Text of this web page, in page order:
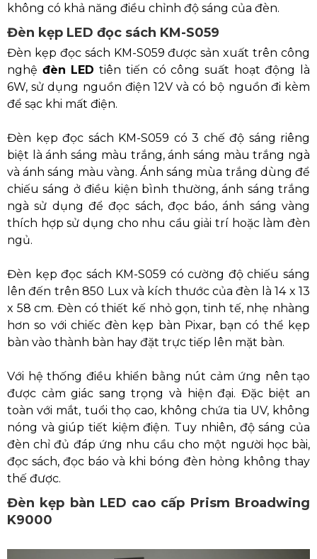
không có khả năng điều chỉnh độ sáng của đèn.
Đèn kẹp LED đọc sách KM-S059
Đèn kẹp đọc sách KM-S059 được sản xuất trên công
nghệ đèn LED tiên tiến có công suất hoạt động là
6W, sử dụng nguồn điện 12V và có bộ nguồn đi kèm
để sạc khi mất điện.
Đèn kẹp đọc sách KM-S059 có 3 chế độ sáng riêng
biệt là ánh sáng màu trắng, ánh sáng màu trắng ngà
và ánh sáng màu vàng. Ánh sáng mùa trắng dùng để
chiếu sáng ở điều kiện bình thường, ánh sáng trắng
ngà sử dụng để đọc sách, đọc báo, ánh sáng vàng
thích hợp sử dụng cho nhu cầu giải trí hoặc làm đèn
ngủ.
Đèn kẹp đọc sách KM-S059 có cường độ chiếu sáng
lên đến trên 850 Lux và kích thước của đèn là 14 x 13
x 58 cm. Đèn có thiết kế nhỏ gọn, tinh tế, nhẹ nhàng
hơn so với chiếc đèn kẹp bàn Pixar, bạn có thể kẹp
bàn vào thành bàn hay đặt trực tiếp lên mặt bàn.
Với hệ thống điều khiển bằng nút cảm ứng nên tạo
được cảm giác sang trọng và hiện đại. Đặc biệt an
toàn với mắt, tuổi thọ cao, không chứa tia UV, không
nóng và giúp tiết kiệm điện. Tuy nhiên, độ sáng của
đèn chỉ đủ đáp ứng nhu cầu cho một người học bài,
đọc sách, đọc báo và khi bóng đèn hỏng không thay
thế được.
Đèn kẹp bàn LED cao cấp Prism Broadwing
K9000